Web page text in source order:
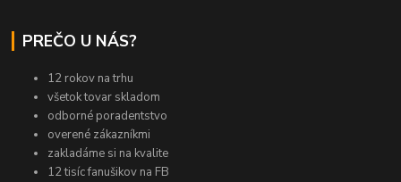
PREČO U NÁS?
12 rokov na trhu
všetok tovar skladom
odborné poradentstvo
overené zákazníkmi
zakladáme si na kvalite
12 tisíc fanušikov na FB